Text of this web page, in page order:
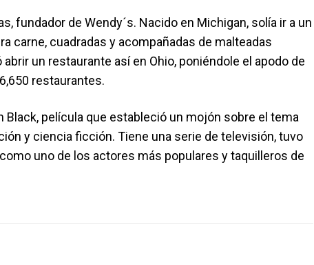
fundador de Wendy´s. Nacido en Michigan, solía ir a un
carne, cuadradas y acompañadas de malteadas
un restaurante así en Ohio, poniéndole el apodo de
restaurantes.
Black, película que estableció un mojón sobre el tema
y ciencia ficción. Tiene una serie de televisión, tuvo
uno de los actores más populares y taquilleros de